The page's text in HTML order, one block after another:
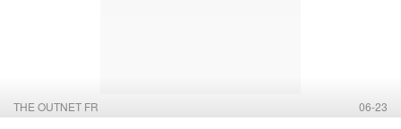
THE OUTNET FR 06-23